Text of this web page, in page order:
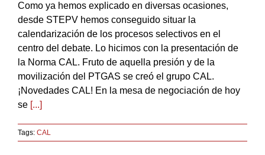
Como ya hemos explicado en diversas ocasiones,
desde STEPV hemos conseguido situar la
calendarización de los procesos selectivos en el
centro del debate. Lo hicimos con la presentación de
la Norma CAL. Fruto de aquella presión y de la
movilización del PTGAS se creó el grupo CAL.
¡Novedades CAL! En la mesa de negociación de hoy
se [...]
Tags: CAL